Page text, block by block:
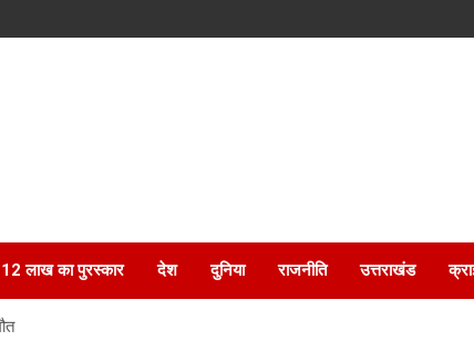
12 लाख का पुरस्कार देश दुनिया राजनीति उत्तराखंड